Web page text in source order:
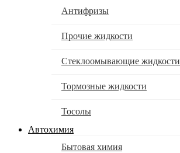
Антифризы
Прочие жидкости
Стеклоомывающие жидкости
Тормозные жидкости
Тосолы
Автохимия
Бытовая химия